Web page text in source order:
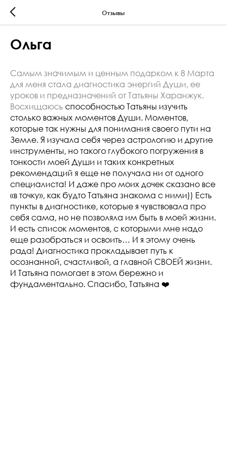
Отзывы
Ольга
Самым значимым и ценным подарком к 8 Марта
для меня стала диагностика энергий Души, ее
уроков и предназначений от Татьяны Харанжук.
Восхищаюсь способностью Татьяны изучить
столько важных моментов Души. Моментов,
которые так нужны для понимания своего пути на
Земле. Я изучала себя через астрологию и другие
инструменты, но такого глубокого погружения в
тонкости моей Души и таких конкретных
рекомендаций я еще не получала ни от одного
специалиста! И даже про моих дочек сказано все
«в точку», как будто Татьяна знакома с ними)) Есть
пункты в диагностике, которые я чувствовала про
себя сама, но не позволяла им быть в моей жизни.
И есть список моментов, с которыми мне надо
еще разобраться и освоить… И я этому очень
рада! Диагностика прокладывает путь к
осознанной, счастливой, а главной СВОЕЙ жизни.
И Татьяна помогает в этом бережно и
фундаментально. Спасибо, Татьяна ❤️